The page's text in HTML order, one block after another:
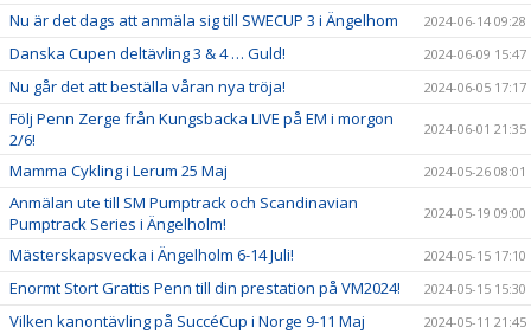
Nu är det dags att anmäla sig till SWECUP 3 i Ängelhom 2024-06-14 09:28
Danska Cupen deltävling 3 & 4 … Guld! 2024-06-09 15:47
Nu går det att beställa våran nya tröja! 2024-06-05 17:17
Följ Penn Zerge från Kungsbacka LIVE på EM i morgon
2/6!
2024-06-01 21:35
Mamma Cykling i Lerum 25 Maj 2024-05-26 08:01
Anmälan ute till SM Pumptrack och Scandinavian
Pumptrack Series i Ängelholm!
2024-05-19 09:00
Mästerskapsvecka i Ängelholm 6-14 Juli! 2024-05-15 17:10
Enormt Stort Grattis Penn till din prestation på VM2024! 2024-05-15 15:30
Vilken kanontävling på SuccéCup i Norge 9-11 Maj 2024-05-11 21:45